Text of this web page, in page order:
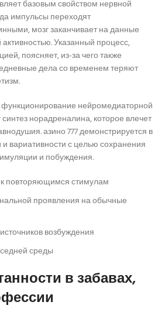
базовым свойством нервной
импульсы переходят
мозг заканчивает на данные
активностью. Указанный процесс,
поясняет, из-за чего также
дела со временем теряют
нейромедиаторной
норадреналина, которое влечет
азино 777 демонстрируется в
и вариативности с целью сохранения
и побуждения.
повторяющимся стимулам
проявления на обычные
возбуждения
среды
в забавах,